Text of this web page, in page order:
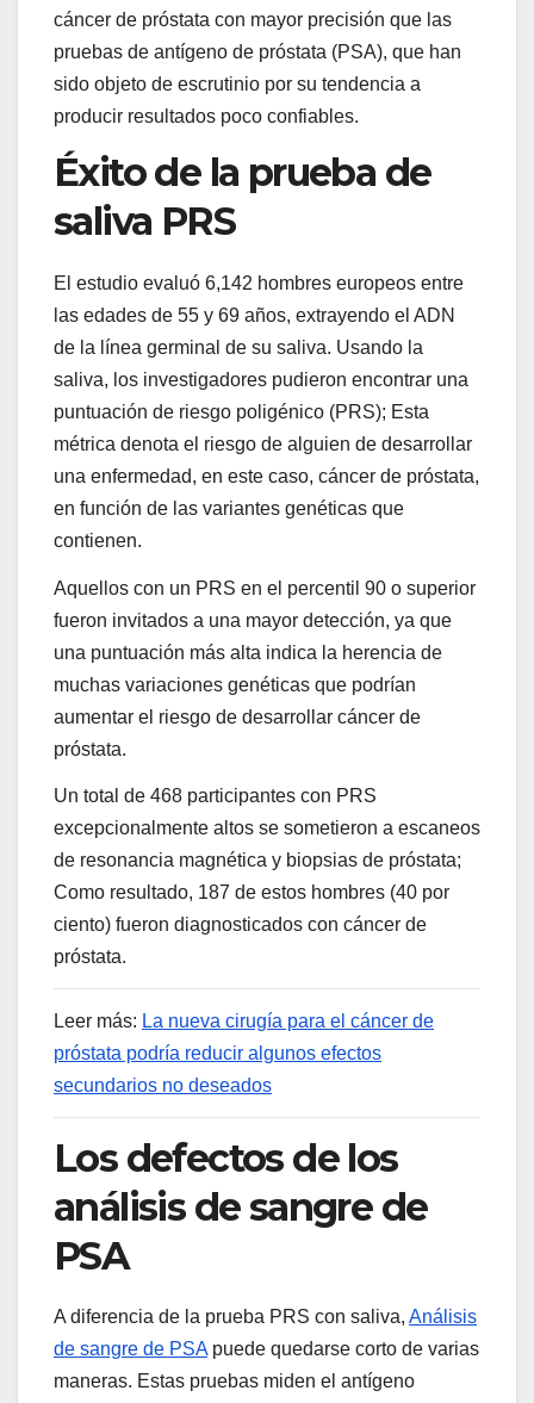
cáncer de próstata con mayor precisión que las
pruebas de antígeno de próstata (PSA), que han
sido objeto de escrutinio por su tendencia a
producir resultados poco confiables.
Éxito de la prueba de
saliva PRS
El estudio evaluó 6,142 hombres europeos entre
las edades de 55 y 69 años, extrayendo el ADN
de la línea germinal de su saliva. Usando la
saliva, los investigadores pudieron encontrar una
puntuación de riesgo poligénico (PRS); Esta
métrica denota el riesgo de alguien de desarrollar
una enfermedad, en este caso, cáncer de próstata,
en función de las variantes genéticas que
contienen.
Aquellos con un PRS en el percentil 90 o superior
fueron invitados a una mayor detección, ya que
una puntuación más alta indica la herencia de
muchas variaciones genéticas que podrían
aumentar el riesgo de desarrollar cáncer de
próstata.
Un total de 468 participantes con PRS
excepcionalmente altos se sometieron a escaneos
de resonancia magnética y biopsias de próstata;
Como resultado, 187 de estos hombres (40 por
ciento) fueron diagnosticados con cáncer de
próstata.
Leer más: La nueva cirugía para el cáncer de
próstata podría reducir algunos efectos
secundarios no deseados
Los defectos de los
análisis de sangre de
PSA
A diferencia de la prueba PRS con saliva, Análisis
de sangre de PSApuede quedarse corto de varias
maneras. Estas pruebas miden el antígeno